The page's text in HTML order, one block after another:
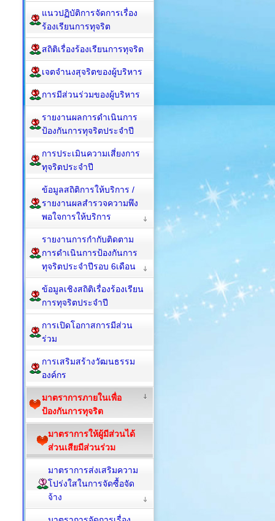
แนวปฏิบัติการจัดการเรื่อง
ร้องเรียนการทุจริต
สถิติเรื่องร้องเรียนการทุจริต
เจตจำนงสุจริตของผู้บริหาร
การมีส่วนร่วมของผู้บริหาร
รายงานผลการดำเนินการ
ป้องกันการทุจริตประจำปี
การประเมินความเสี่ยงการ
ทุจริตประจำปี
ข้อมูลสถิติการให้บริการ /
รายงานผลสำรวจความพึง
พอใจการให้บริการ
รายงานการกำกับติดตาม
การดำเนินการป้องกันการ
ทุจริตประจำปีรอบ 6เดือน
ข้อมูลเชิงสถิติเรื่องร้องเรียน
การทุจริตประจำปี
การเปิดโอกาสการมีส่วน
ร่วม
การเสริมสร้างวัฒนธรรม
องค์กร
มาตราการภายในเพื่อ
ป้องกันการทุจริต
มาตราการให้ผู้มีส่วนได้
ส่วนเสียมีส่วนร่วม
มาตราการส่งเสริมความ
โปร่งใสในการจัดซื้อจัด
จ้าง